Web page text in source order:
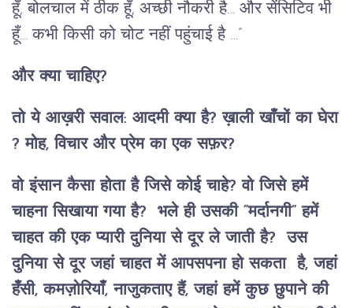
हूँ, बोलचाल में ठीक हूँ, अच्छी नौकरी है… और सेंसिटिव भी
हूँ… कभी किसी को चोट नहीं पहुंचाई है …”
और क्या चाहिए?
तो ये आख़री सवाल: आदमी क्या है? ख़ाली खाँचों का घेरा
? मोह, विचार और प्रेम का एक सफ़र?
वो इंसान कैसा होता है जिसे कोई चाहे? वो जिसे हमें
चाहना सिखाया गया है? भले ही उसकी “मर्दानगी” हमें
चाहत की एक प्यारी दुनिया से दूर ले जाती है? उस
दुनिया से दूर जहां चाहतमें आपसपना हो सकता है, जहां
हँसी, कमज़ोरियाँ, नाजुकताए हैं, जहां हमें कुछ छुपाने की